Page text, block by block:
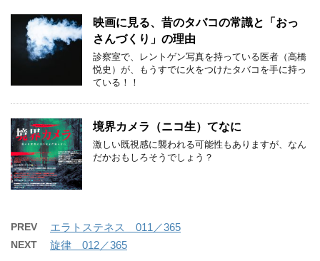
映画に見る、昔のタバコの常識と「おっ
さんづくり」の理由
診察室で、レントゲン写真を持っている医者（高橋
悦史）が、もうすでに火をつけたタバコを手に持っ
ている！！
境界カメラ（ニコ生）てなに
激しい既視感に襲われる可能性もありますが、なん
だかおもしろそうでしょう？
PREV エラトステネス 011／365
NEXT 旋律 012／365